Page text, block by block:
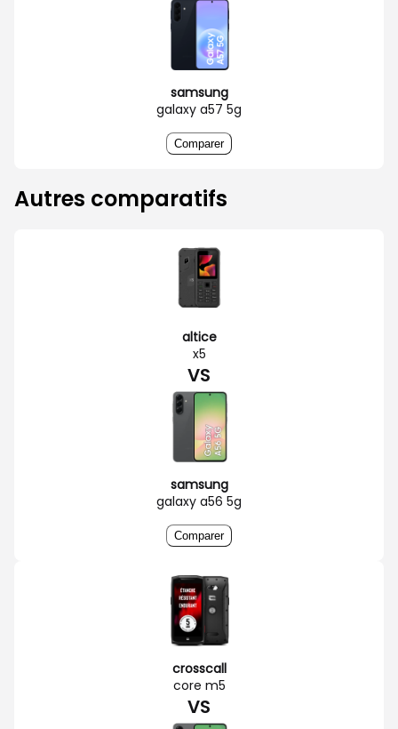
samsung
galaxy a57 5g
Comparer
Autres comparatifs
altice
x5
VS
samsung
galaxy a56 5g
Comparer
crosscall
core m5
VS